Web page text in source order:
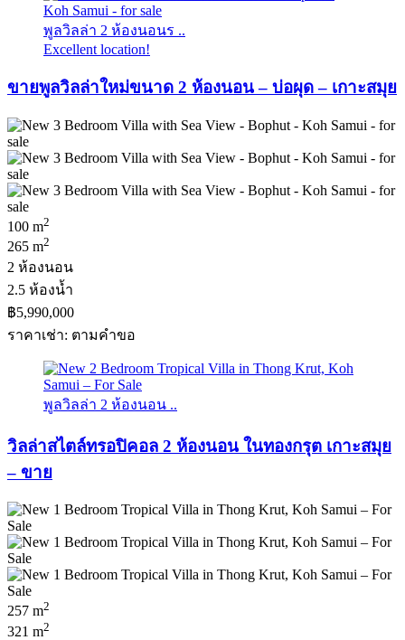
พูลวิลล่า 2 ห้องนอนร ..
Excellent location!
ขายพูลวิลล่าใหม่ขนาด 2 ห้องนอน – บ่อผุด – เกาะสมุย
100 m2
265 m2
2 ห้องนอน
2.5 ห้องน้ำ
฿5,990,000
ราคาเช่า: ตามคําขอ
พูลวิลล่า 2 ห้องนอน ..
วิลล่าสไตล์ทรอปิคอล 2 ห้องนอน ในทองกรุต เกาะสมุย
– ขาย
257 m2
321 m2